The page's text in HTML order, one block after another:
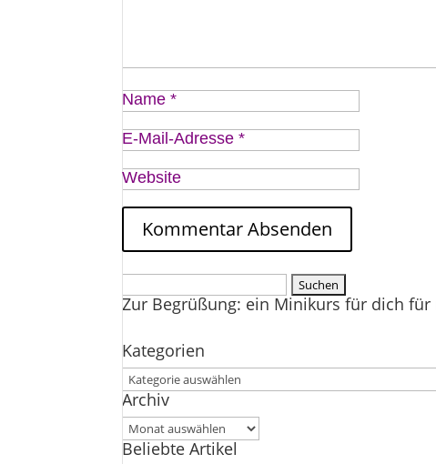
Name*
E-Mail-Adresse*
Website
nach:
Zur Begrüßung: ein Minikurs für dich für
Kategorien
Kategorien
Archiv
Archiv
Beliebte Artikel